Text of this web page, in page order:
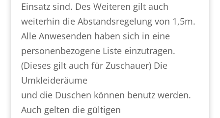
Einsatz sind. Des Weiteren gilt auch
weiterhin die Abstandsregelung von 1,5m.
Alle Anwesenden haben sich in eine
personenbezogene Liste einzutragen.
(Dieses gilt auch für Zuschauer) Die
Umkleideräume
und die Duschen können benutz werden.
Auch gelten die gültigen